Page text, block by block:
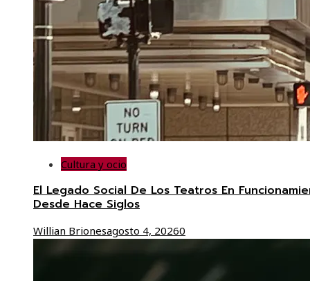
Cultura y ocio
El Legado Social De Los Teatros En
Desde Hace Siglos
Willian Brionesagosto 4, 20260